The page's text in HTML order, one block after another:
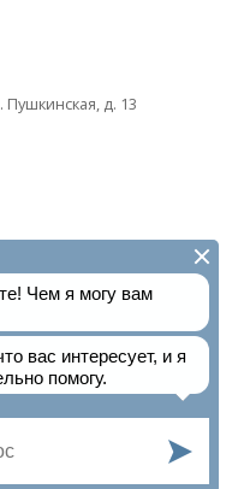
д. 13
реестра
Федерации и с
палаты Московской
права зашищены